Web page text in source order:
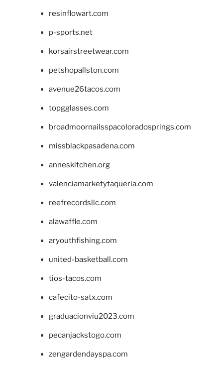
resinflowart.com
p-sports.net
korsairstreetwear.com
petshopallston.com
avenue26tacos.com
topgglasses.com
broadmoornailsspacoloradosprings.com
missblackpasadena.com
anneskitchen.org
valenciamarketytaqueria.com
reefrecordsllc.com
alawaffle.com
aryouthfishing.com
united-basketball.com
tios-tacos.com
cafecito-satx.com
graduacionviu2023.com
pecanjackstogo.com
zengardendayspa.com